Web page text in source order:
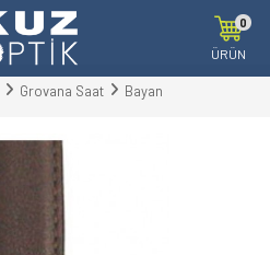
0
ÜRÜN
Grovana Saat Bayan